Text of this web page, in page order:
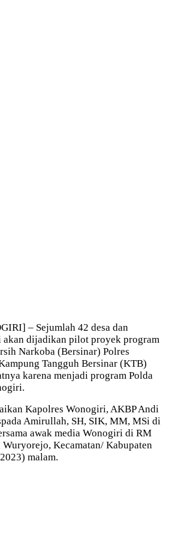
– Sejumlah 42 desa dan
dijadikan pilot proyek program
Narkoba (Bersinar) Polres
Tangguh Bersinar (KTB)
karena menjadi program Polda
Kapolres Wonogiri,AKBP Andi
Amirullah, SH, SIK, MM, MSi di
awak media Wonogiri di RM
Kecamatan/ Kabupaten
malam.